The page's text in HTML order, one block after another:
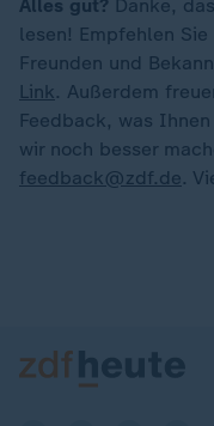
Alles gut? Danke,
lesen! Empfehlen
Freunden und
Link. Außerdem
Feedback, was
wir noch besser
feedback@zdf.de.